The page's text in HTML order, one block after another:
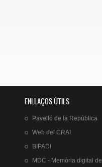
ENLLAÇOS ÚTILS
Pavelló de la República
Web del CRAI
BIPADI
MDC - Memòria digital de